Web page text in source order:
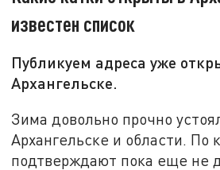
известен список
Публикуем адреса уже
Архангельске.
Зима довольно прочно
Архангельске и области. По
подтверждают пока еще не